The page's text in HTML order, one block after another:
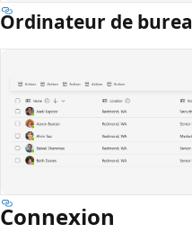
Ordinateur de
Connexion